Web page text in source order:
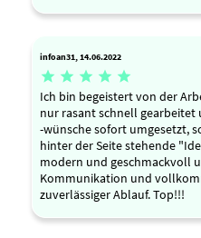
infoan31, 14.06.2022
    
Ich bin begeistert von der
nur rasant schnell
-wünsche sofort umgesetzt,
hinter der Seite stehende
modern und geschmackvoll
Kommunikation und
zuverlässiger Ablauf. Top!!!